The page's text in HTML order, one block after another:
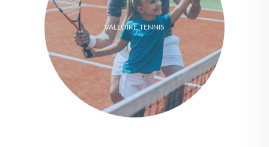
VALLOIRE TENNIS